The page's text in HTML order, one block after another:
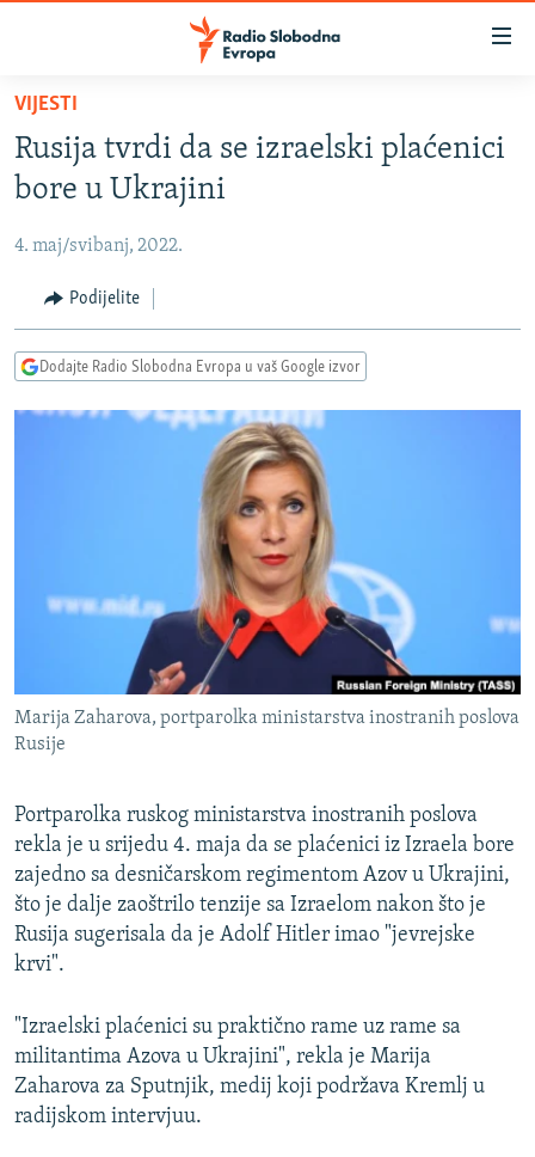
Pređite
glavni
sadržaj
na
navigaciju
Pređite
na
BOSNA I HERCEGOVINA
KOSOVO
CRNA GORA
VIDEO
PODCASTI
RAT U UKRAJINI
RSE PRIČE IZ SVIJETA
DNEVNO@RSE
SPECIJALI RSE
VIŠE OD NASLOVA
GENOCID U SREBRENICI
TV LIBERTY
POST SCRIPTUM
MOJA EVROPA
TRI DECENIJE OD RATA U BIH
NASTANAK I RASPAD JUGOSLAVIJE
PRATITE NAS
Sve RFE/RL stranice
VIJESTI
Rusija tvrdi da se izraelski plaćenici
bore u Ukrajini
4. maj/svibanj, 2022.
Podijelite
Dodajte Radio Slobodna Evropa u vaš Google izvor
Marija Zaharova, portparolka ministarstva inostranih poslova
Rusije
Portparolka ruskog ministarstva inostranih poslova
rekla je u srijedu 4. maja da se plaćenici iz Izraela bore
zajedno sa desničarskom regimentom Azov u Ukrajini,
što je dalje zaoštrilo tenzije sa Izraelom nakon što je
Rusija sugerisala da je Adolf Hitler imao "jevrejske
krvi".
"Izraelski plaćenici su praktično rame uz rame sa
militantima Azova u Ukrajini", rekla je Marija
Zaharova za Sputnjik, medij koji podržava Kremlj u
radijskom intervjuu.